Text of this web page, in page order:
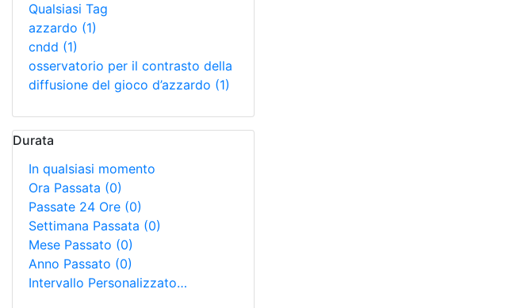
Qualsiasi Tag
azzardo (1)
cndd (1)
osservatorio per il contrasto della
diffusione del gioco d’azzardo (1)
Durata
In qualsiasi momento
Ora Passata (0)
Passate 24 Ore (0)
Settimana Passata (0)
Mese Passato (0)
Anno Passato (0)
Intervallo Personalizzato…